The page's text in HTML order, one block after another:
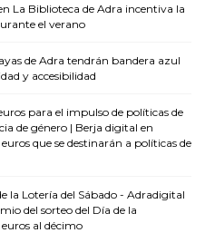
La Biblioteca de Adra incentiva la
el verano
de Adra tendrán bandera azul
y accesibilidad
para el impulso de políticas de
de género | Berja digital en
que se destinarán a políticas de
la Lotería del Sábado - Adradigital
del sorteo del Día de la
al décimo